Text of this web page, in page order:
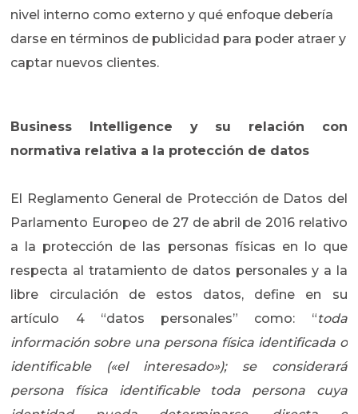
nivel interno como externo y qué enfoque debería
darse en términos de publicidad para poder atraer y
captar nuevos clientes.
Business Intelligence y su relación con
normativa relativa a la protección de datos
El Reglamento General de Protección de Datos del
Parlamento Europeo de 27 de abril de 2016 relativo
a la protección de las personas físicas en lo que
respecta al tratamiento de datos personales y a la
libre circulación de estos datos, define en su
artículo 4 “datos personales” como: “toda
información sobre una persona física identificada o
identificable («el interesado»); se considerará
persona física identificable toda persona cuya